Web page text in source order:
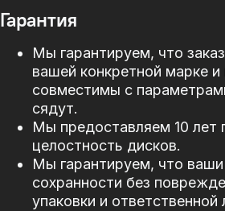
Гарантия
Мы гарантируем, что
вашей конкретной марке
совместимы с
сядут.
Мы предоставляем 10 лет
целостность дисков.
Мы гарантируем, что
сохранности без
упаковки и ответственной